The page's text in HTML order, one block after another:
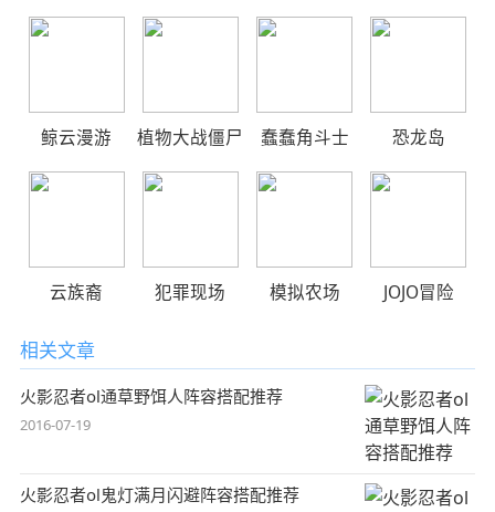
鲸云漫游 植物大战僵尸 蠢蠢角斗士 恐龙岛
云族裔 犯罪现场 模拟农场 JOJO冒险
相关文章
火影忍者ol通草野饵人阵容搭配推荐
2016-07-19
火影忍者ol鬼灯满月闪避阵容搭配推荐